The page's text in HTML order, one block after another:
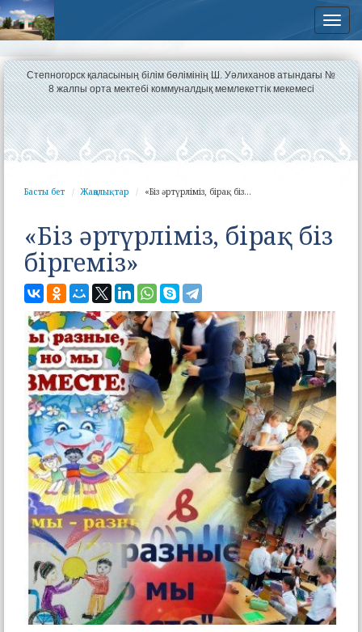
Степногорск қаласының білім бөлімінің Ш. Уәлиханов атындағы №
8 жалпы орта мектебі коммуналдық мемлекеттік мекемесі
Басты бет Жаңалықтар «Біз әртүрліміз, бірақ біз...
«Біз әртүрліміз, бірақ біз
біргеміз»